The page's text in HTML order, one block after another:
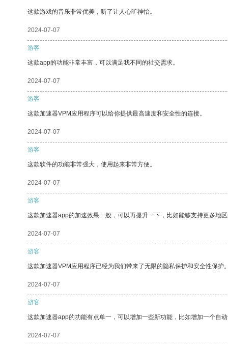
这款游戏的音乐非常优美，听了让人心旷神怡。
2024-07-07
游客
这款app的功能非常丰富，可以满足我不同的社交需求。
2024-07-07
游客
这款加速器VPM应用程序可以给你提供最高速度和安全性的连接。
2024-07-07
游客
这款软件的功能非常强大，使用起来非常方便。
2024-07-07
游客
这款加速器app的加速效果一般，可以再提升一下，比如能够支持更多地区
2024-07-07
游客
这款加速器VPM应用程序已经为我们带来了无限的隐私保护和安全性保护。
2024-07-07
游客
这款加速器app的功能有点单一，可以增加一些新功能，比如增加一个自动
2024-07-07